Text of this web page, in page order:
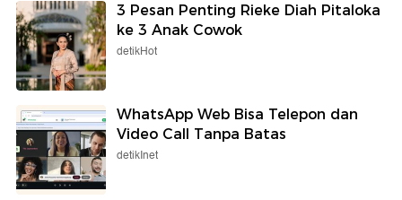
3 Pesan Penting Rieke Diah Pitaloka
ke 3 Anak Cowok
detikHot
WhatsApp Web Bisa Telepon dan
Video Call Tanpa Batas
detikInet